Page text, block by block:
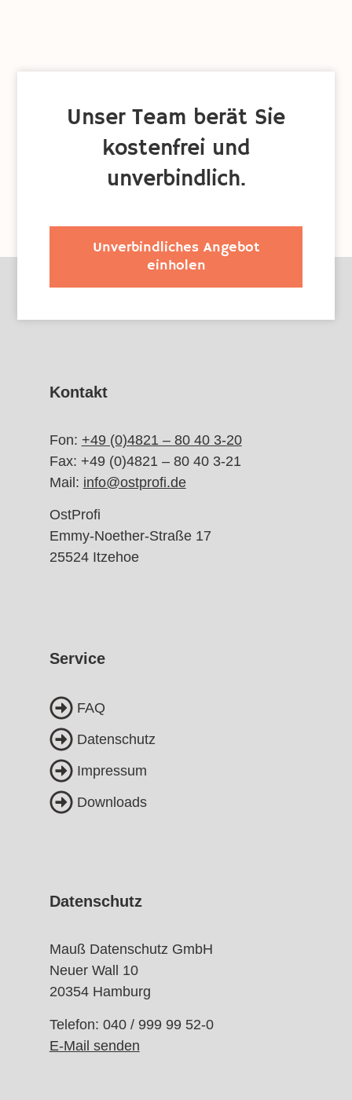
Unser Team berät Sie
kostenfrei und
unverbindlich.
Unverbindliches Angebot
einholen
Kontakt
Fon: +49 (0)4821 – 80 40 3-20
Fax: +49 (0)4821 – 80 40 3-21
Mail: info@ostprofi.de
OstProfi
Emmy-Noether-Straße 17
25524 Itzehoe
Service
FAQ
Datenschutz
Impressum
Downloads
Datenschutz
Mauß Datenschutz GmbH
Neuer Wall 10
20354 Hamburg
Telefon: 040 / 999 99 52-0
E-Mail senden